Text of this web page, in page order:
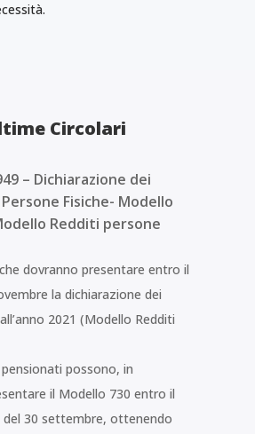
Circolari
– Dichiarazione dei
Fisiche- Modello
Redditi persone
dovranno presentare entro il
la dichiarazione dei
2021 (Modello Redditi
possono, in
il Modello 730 entro il
30 settembre, ottenendo